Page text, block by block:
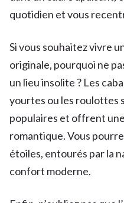
quotidien et vous
Si vous souhaitez vivre
originale, pourquoi ne
un lieu insolite ? Les
yourtes ou les roulottes
populaires et offrent
romantique. Vous
étoiles, entourés par la
confort moderne.